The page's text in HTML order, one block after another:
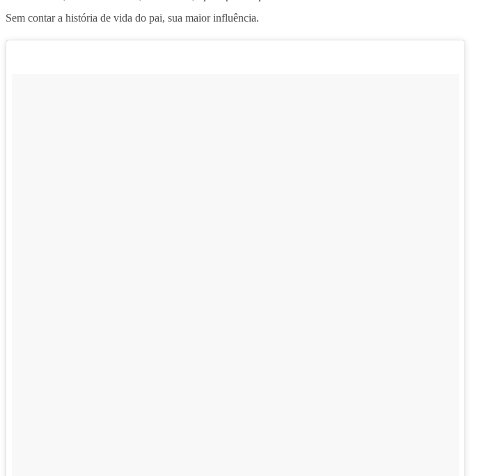
Sem contar a história de vida do pai, sua maior influência.